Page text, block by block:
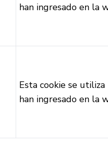
han ingresado en la
Esta cookie se
han ingresado en la